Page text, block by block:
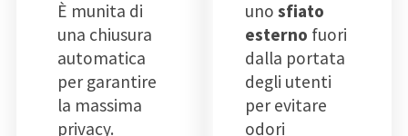
È munita di
una chiusura
automatica
per garantire
la massima
privacy.
unosfiato
esterno fuori
dalla portata
degli utenti
per evitare
odori